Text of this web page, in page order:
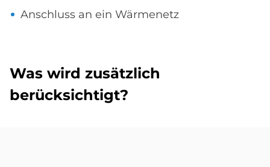
Anschluss an ein Wärmenetz
Was wird zu­sätz­lich
be­rück­sich­ti­gt?